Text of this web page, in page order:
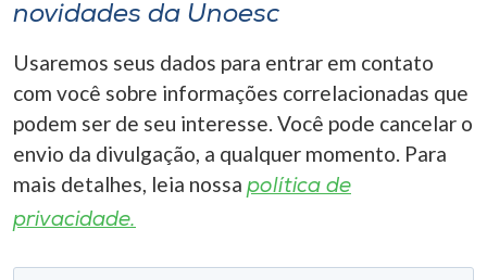
novidades da Unoesc
Usaremos seus dados para entrar em contato
com você sobre informações correlacionadas que
podem ser de seu interesse. Você pode cancelar o
envio da divulgação, a qualquer momento. Para
mais detalhes, leia nossa política de
privacidade.